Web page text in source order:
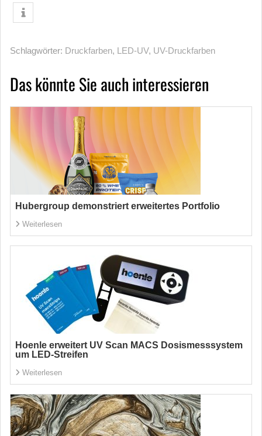
Schlagwörter: Druckfarben, LED-UV, UV-Druckfarben
Das könnte Sie auch interessieren
Hubergroup demonstriert erweitertes Portfolio
Weiterlesen
Hoenle erweitert UV Scan MACS Dosismesssystem
um LED-Streifen
Weiterlesen